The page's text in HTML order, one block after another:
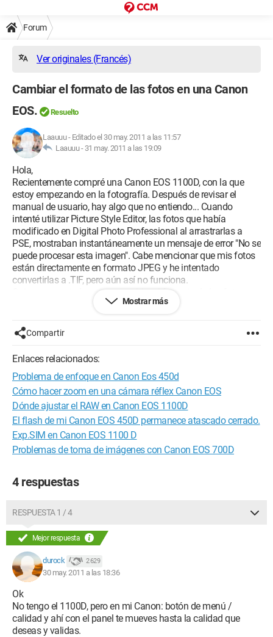
Forum
Ver originales (Francés)
Cambiar el formato de las fotos en una Canon
EOS.
Resuelto
Laauuu- Editado el 30 may. 2011 a las 11:57
Laauuu - 31 may. 2011 a las 19:09
Hola,
Recientemente compré una Canon EOS 1100D, con la que
estoy empezando en la fotografía. Después de revisar el
manual de usuario, hay algo que no entiendo... Cuando
intenté utilizar Picture Style Editor, las fotos que había
modificado en Digital Photo Professional al arrastrarlas a
PSE, mostraban instantáneamente un mensaje de error "No se
puede procesar esta imagen". Cabe mencionar que mis fotos
están directamente en formato JPEG y he intentado
convertirlas a .TIF, pero aún así no funciona.
Quiero preguntarles cómo cambiar el formato de las fotos
para que estén en RAW + JPEG y así poder cambiar el estilo
¡Gracias de antemano!
Mostrar más
Compartir
Enlaces relacionados:
Problema de enfoque en Canon Eos 450d
Cómo hacer zoom en una cámara réflex Canon EOS
Dónde ajustar el RAW en Canon EOS 1100D
El flash de mi Canon EOS 450D permanece atascado cerrado.
Exp.SIM en Canon EOS 1100 D
Problemas de toma de imágenes con Canon EOS 700D
4 respuestas
RESPUESTA 1 / 4
Mejor respuesta
durock 2 629
30 may. 2011 a las 18:36
Ok
No tengo el 1100D, pero en mi Canon: botón de menú /
calidad y ahí con el panel te mueves hasta la calidad que
deseas y validas.